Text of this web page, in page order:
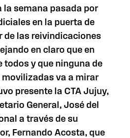
la semana pasada por
en la puerta de
de las reivindicaciones
en claro que en
todos y que ninguna de
va a mirar
presente la CTA Jujuy,
General, José del
a través de su
Fernando Acosta, que